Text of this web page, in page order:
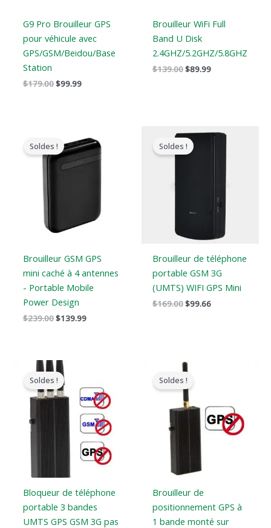
G9 Pro Brouilleur GPS
pour véhicule avec
GPS/GSM/Beidou/Base
Station
$179.00$99.99
Brouilleur WiFi Full
Band U Disk
2.4GHZ/5.2GHZ/5.8GHZ
$139.00$89.99
Soldes !
Brouilleur GSM GPS
mini caché à 4 antennes
- Portable Mobile
Power Design
$239.00
prix
original
était
$139.99
prix
actuel
est
Soldes !
Brouilleur de téléphone
portable GSM 3G
(UMTS) WIFI GPS Mini
$169.00
Le
prix
original
$99.66
Le
$99.66.
Soldes !
Bloqueur de téléphone
portable 3 bandes
UMTS GPS GSM 3G pas
Le
prix
original
était
$99.00.
actuel
est
$69.99.
Soldes !
Brouilleur de
positionnement GPS à
1 bande monté sur
Le
prix
original
était
:
$139.00.
:
$79.99.